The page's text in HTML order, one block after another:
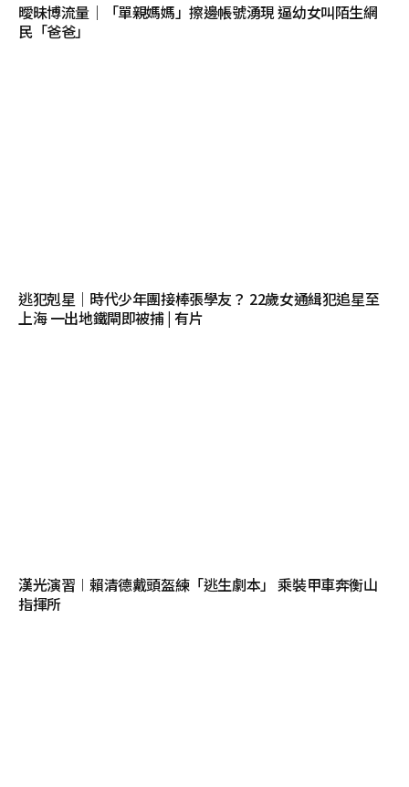
曖昧博流量｜「單親媽媽」擦邊帳號湧現 逼幼女叫陌生網
民「爸爸」
逃犯剋星｜時代少年團接棒張學友？ 22歲女通緝犯追星至
上海 一出地鐵閘即被捕 | 有片
漢光演習︱賴清德戴頭盔練「逃生劇本」 乘裝甲車奔衡山
指揮所